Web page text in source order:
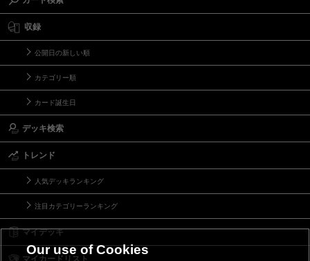
収録
公開日の新しい順
カテゴリー順
カード誕生日
デッキ検索
トレンド
人気デッキランキング
注目カテゴリーランキング
マイデッキ
マイカードリスト
Our use of Cookies